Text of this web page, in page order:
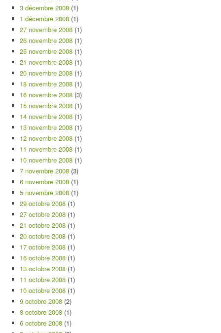
3 décembre 2008 (1)
1 décembre 2008 (1)
27 novembre 2008 (1)
26 novembre 2008 (1)
25 novembre 2008 (1)
21 novembre 2008 (1)
20 novembre 2008 (1)
18 novembre 2008 (1)
16 novembre 2008 (3)
15 novembre 2008 (1)
14 novembre 2008 (1)
13 novembre 2008 (1)
12 novembre 2008 (1)
11 novembre 2008 (1)
10 novembre 2008 (1)
7 novembre 2008 (3)
6 novembre 2008 (1)
5 novembre 2008 (1)
29 octobre 2008 (1)
27 octobre 2008 (1)
21 octobre 2008 (1)
20 octobre 2008 (1)
17 octobre 2008 (1)
16 octobre 2008 (1)
13 octobre 2008 (1)
11 octobre 2008 (1)
10 octobre 2008 (1)
9 octobre 2008 (2)
8 octobre 2008 (1)
6 octobre 2008 (1)